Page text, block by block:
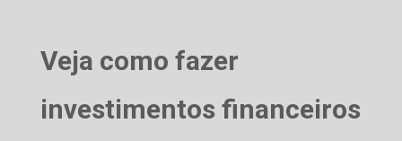
Veja como fazer
investimentos financeiros